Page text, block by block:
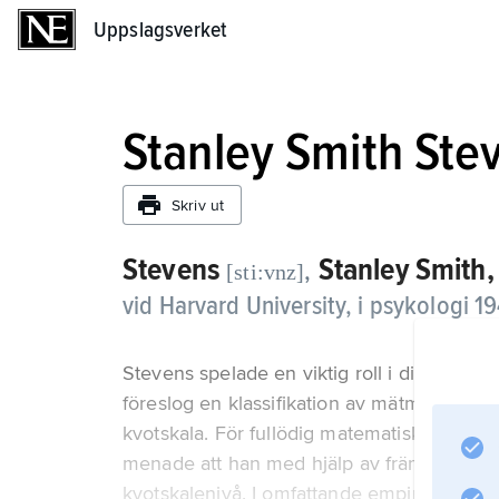
Uppslagsverket
Stanley Smith
Skriv ut
Stevens [sti:vnz], Stanley Smith,
vid Harvard University, i psykologi
Stevens spelade en viktig roll i
föreslog en klassifikation av mätmetoder i
kvotskala. För fullödig matematisk
menade att han med hjälp av främst
kvotskalenivå. I omfattande empirisk